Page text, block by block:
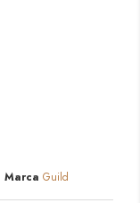
Marca Guild